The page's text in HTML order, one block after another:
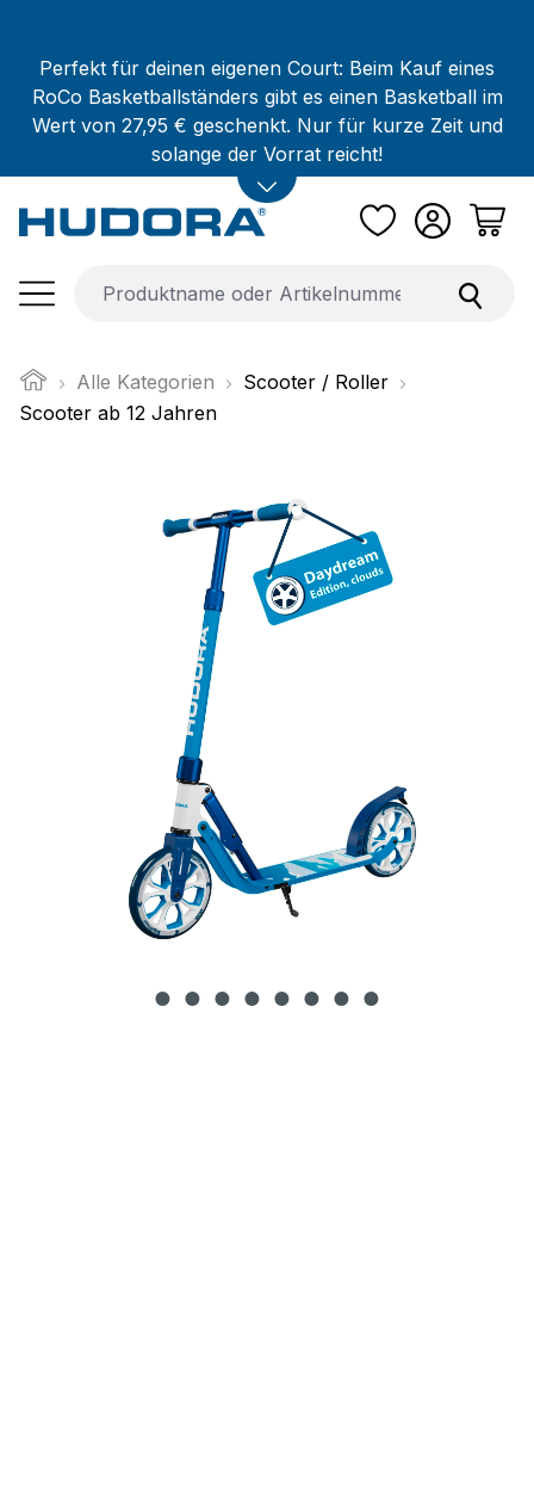
Perfekt für deinen eigenen Court: Beim Kauf eines
RoCo Basketballständers gibt es einen Basketball im
Wert von 27,95 € geschenkt. Nur für kurze Zeit und
solange der Vorrat reicht!
Alle Kategorien
Scooter / Roller
Scooter ab 12 Jahren